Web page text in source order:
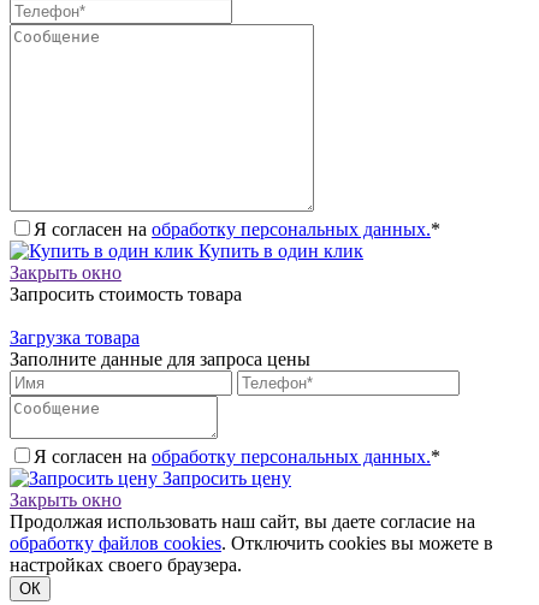
Я согласен на обработку персональных данных.*
Купить в один клик
Закрыть окно
Запросить стоимость товара
Загрузка товара
Заполните данные для запроса цены
Я согласен на обработку персональных данных.*
Запросить цену
Закрыть окно
Продолжая использовать наш сайт, вы даете согласие на
обработку файлов cookies. Отключить cookies вы можете в
настройках своего браузера.
ОК